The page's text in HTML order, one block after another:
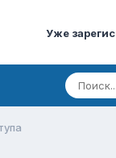
Уже